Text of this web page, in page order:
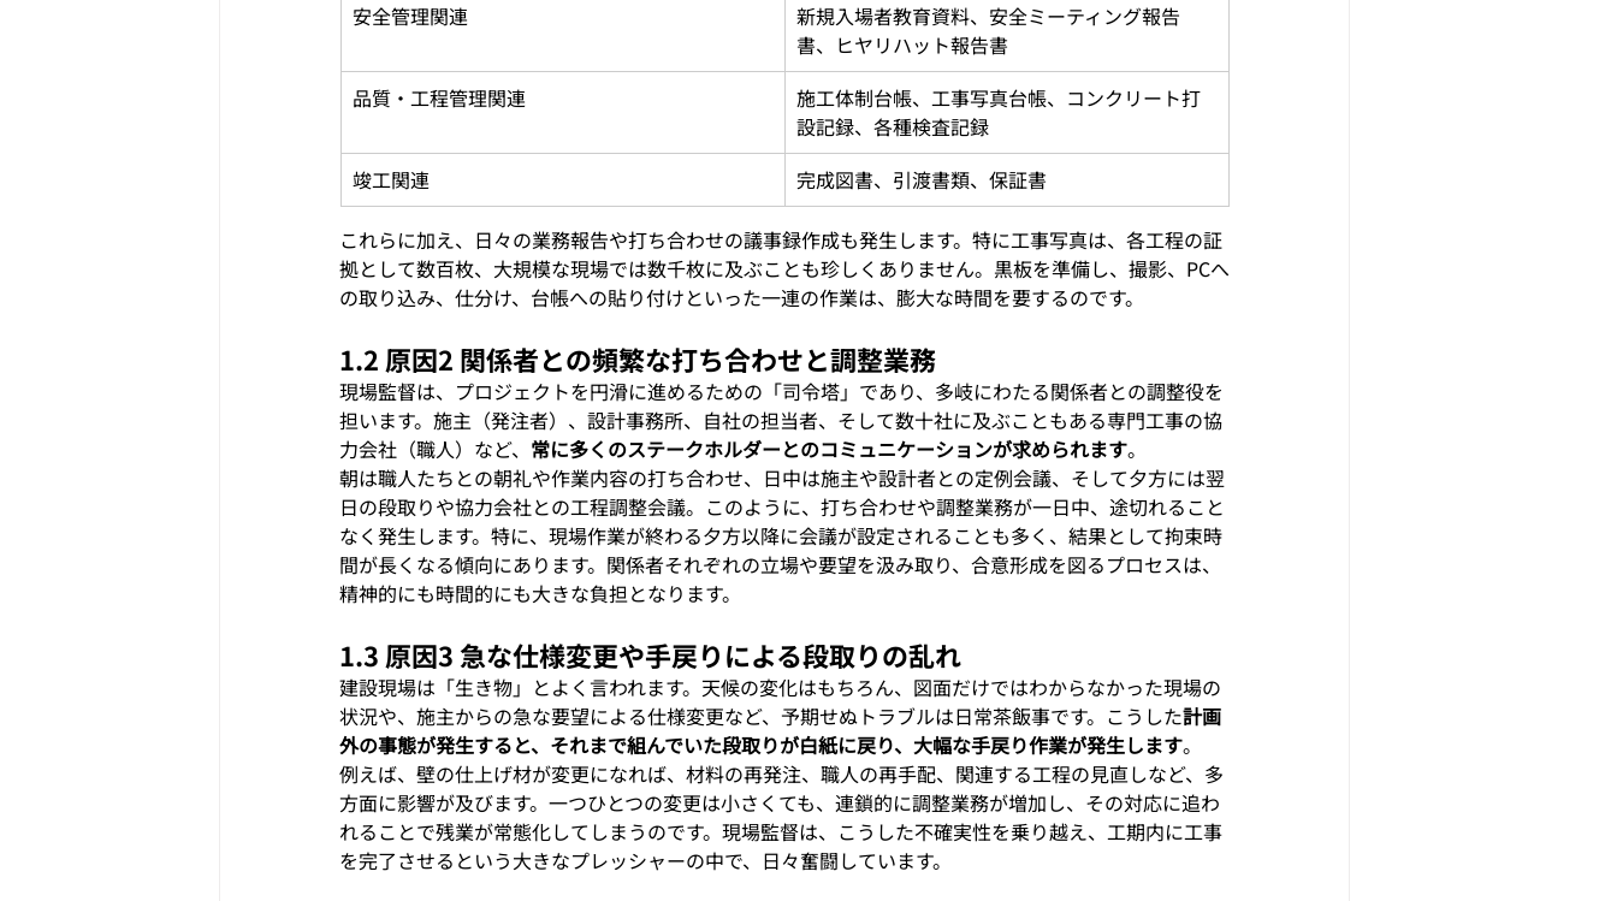
安全管理関連
新規入場者教育資料、安全ミーティング報告
書、ヒヤリハット報告書
品質・工程管理関連
施工体制台帳、工事写真台帳、コンクリート打
設記録、各種検査記録
竣工関連
完成図書、引渡書類、保証書
これらに加え、日々の業務報告や打ち合わせの議事録作成も発生します。特に工事写真は、各工程の証
拠として数百枚、大規模な現場では数千枚に及ぶことも珍しくありません。黒板を準備し、撮影、PCへ
の取り込み、仕分け、台帳への貼り付けといった一連の作業は、膨大な時間を要するのです。
1.2 原因2 関係者との頻繁な打ち合わせと調整業務
現場監督は、プロジェクトを円滑に進めるための「司令塔」であり、多岐にわたる関係者との調整役を
担います。施主（発注者）、設計事務所、自社の担当者、そして数十社に及ぶこともある専門工事の協
力会社（職人）など、 常に多くのステークホルダーとのコミュニケーションが求められます。
朝は職人たちとの朝礼や作業内容の打ち合わせ、日中は施主や設計者との定例会議、そして夕方には翌
日の段取りや協力会社との工程調整会議。このように、打ち合わせや調整業務が一日中、途切れること
なく発生します。特に、現場作業が終わる夕方以降に会議が設定されることも多く、結果として拘束時
間が長くなる傾向にあります。関係者それぞれの立場や要望を汲み取り、合意形成を図るプロセスは、
精神的にも時間的にも大きな負担となります。
1.3 原因3 急な仕様変更や手戻りによる段取りの乱れ
建設現場は「生き物」とよく言われます。天候の変化はもちろん、図面だけではわからなかった現場の
状況や、施主からの急な要望による仕様変更など、予期せぬトラブルは日常茶飯事です。こうした計画
外の事態が発生すると、それまで組んでいた段取りが白紙に戻り、大幅な手戻り作業が発生します。
例えば、壁の仕上げ材が変更になれば、材料の再発注、職人の再手配、関連する工程の見直しなど、多
方面に影響が及びます。一つひとつの変更は小さくても、連鎖的に調整業務が増加し、その対応に追わ
れることで残業が常態化してしまうのです。現場監督は、こうした不確実性を乗り越え、工期内に工事
を完了させるという大きなプレッシャーの中で、日々奮闘しています。